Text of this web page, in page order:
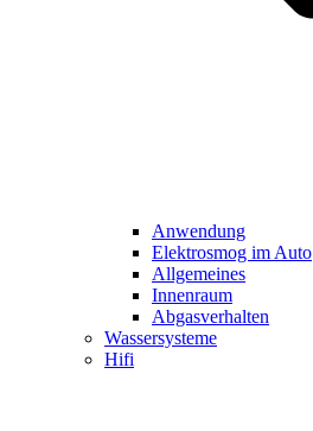
Anwendung
Elektrosmog im Auto
Allgemeines
Innenraum
Abgasverhalten
Wassersysteme
Hifi